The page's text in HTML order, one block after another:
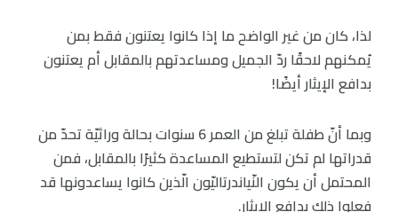
لذا، كان من غير الواضح ما إذا كانوا يعتنون فقط بمن
يُمكنهم لاحقًا ردّ الجميل ومساعدتهم بالمقابل أم يعتنون
بدافع الإيثار أيضًا!
وبما أنّ طفلة تبلغ من العمر 6 سنوات بحالة وراثيّة تحدّ من
قدراتها لم تكن لتستطيع المساعدة كثيرًا بالمقابل، فمن
المحتمل أن يكون النّياندرتاليّون الّذين كانوا يساعدونها قد
فعلوا ذلك بدافع الإيثار.